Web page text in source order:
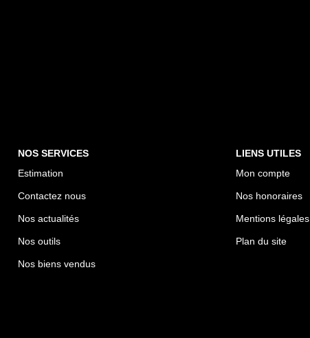
NOS SERVICES
Estimation
Contactez nous
Nos actualités
Nos outils
Nos biens vendus
LIENS UTILES
Mon compte
Nos honoraires
Mentions légales
Plan du site